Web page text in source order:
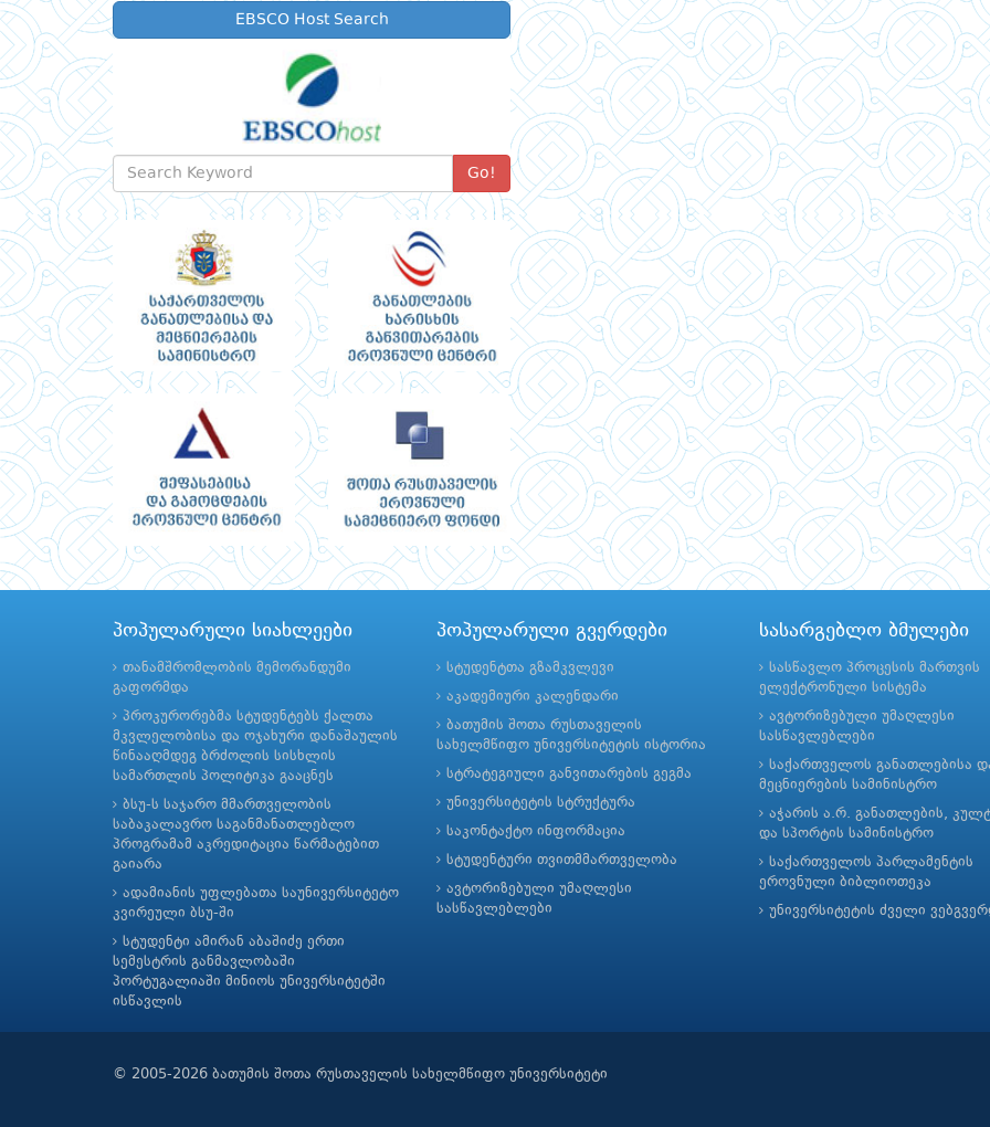
EBSCO Host Search
Go!
პოპულარული სიახლეები
თანამშრომლობის მემორანდუმი
გაფორმდა
პროკურორებმა სტუდენტებს ქალთა
მკვლელობისა და ოჯახური დანაშაულის
წინააღმდეგ ბრძოლის სისხლის
სამართლის პოლიტიკა გააცნეს
ბსუ-ს საჯარო მმართველობის
საბაკალავრო საგანმანათლებლო
პროგრამამ აკრედიტაცია წარმატებით
გაიარა
ადამიანის უფლებათა საუნივერსიტეტო
კვირეული ბსუ-ში
სტუდენტი ამირან აბაშიძე ერთი
სემესტრის განმავლობაში
პორტუგალიაში მინიოს უნივერსიტეტში
ისწავლის
პოპულარული გვერდები
სტუდენტთა გზამკვლევი
აკადემიური კალენდარი
ბათუმის შოთა რუსთაველის
სახელმწიფო უნივერსიტეტის ისტორია
სტრატეგიული განვითარების გეგმა
უნივერსიტეტის სტრუქტურა
საკონტაქტო ინფორმაცია
სტუდენტური თვითმმართველობა
ავტორიზებული უმაღლესი
სასწავლებლები
სასარგებლო ბმულები
სასწავლო პროცესის მართვის
ელექტრონული სისტემა
ავტორიზებული უმაღლესი
სასწავლებლები
საქართველოს განათლებისა
მეცნიერების სამინისტრო
აჭარის ა.რ. განათლების,
და სპორტის სამინისტრო
საქართველოს პარლამენტის
ეროვნული ბიბლიოთეკა
უნივერსიტეტის ძველი
© 2005-2026 ბათუმის შოთა რუსთაველის სახელმწიფო უნივერსიტეტი